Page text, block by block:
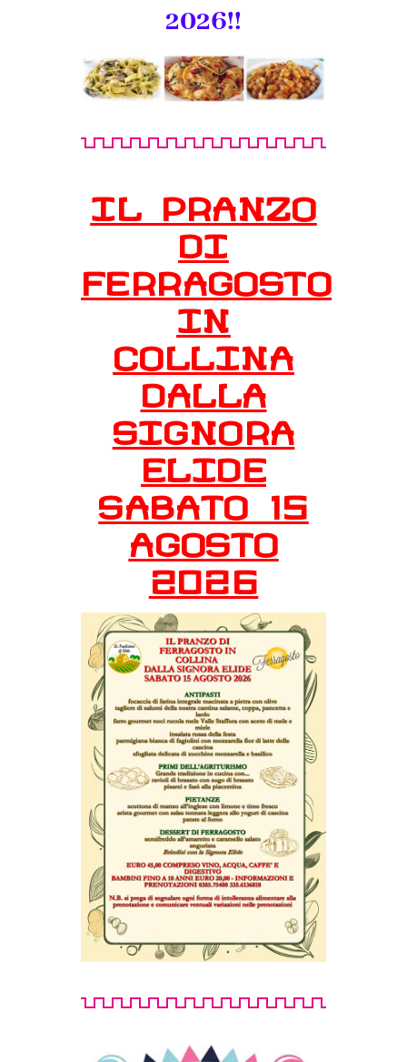
2026!!
IL PRANZO
DI
FERRAGOSTO
IN
COLLINA
DALLA
SIGNORA
ELIDE
SABATO 15
AGOSTO
2026